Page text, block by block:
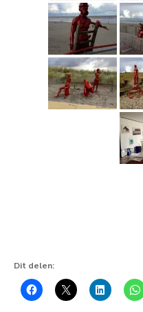
Dit delen: